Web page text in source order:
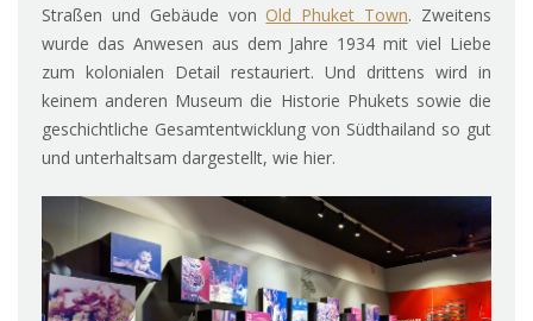
Straßen und Gebäude vonOld Phuket Town. Zweitens
wurde das Anwesen aus dem Jahre 1934 mit viel Liebe
zum kolonialen Detail restauriert. Und drittens wird in
keinem anderen Museum die Historie Phukets sowie die
geschichtliche Gesamtentwicklung von Südthailand so gut
und unterhaltsam dargestellt, wie hier.